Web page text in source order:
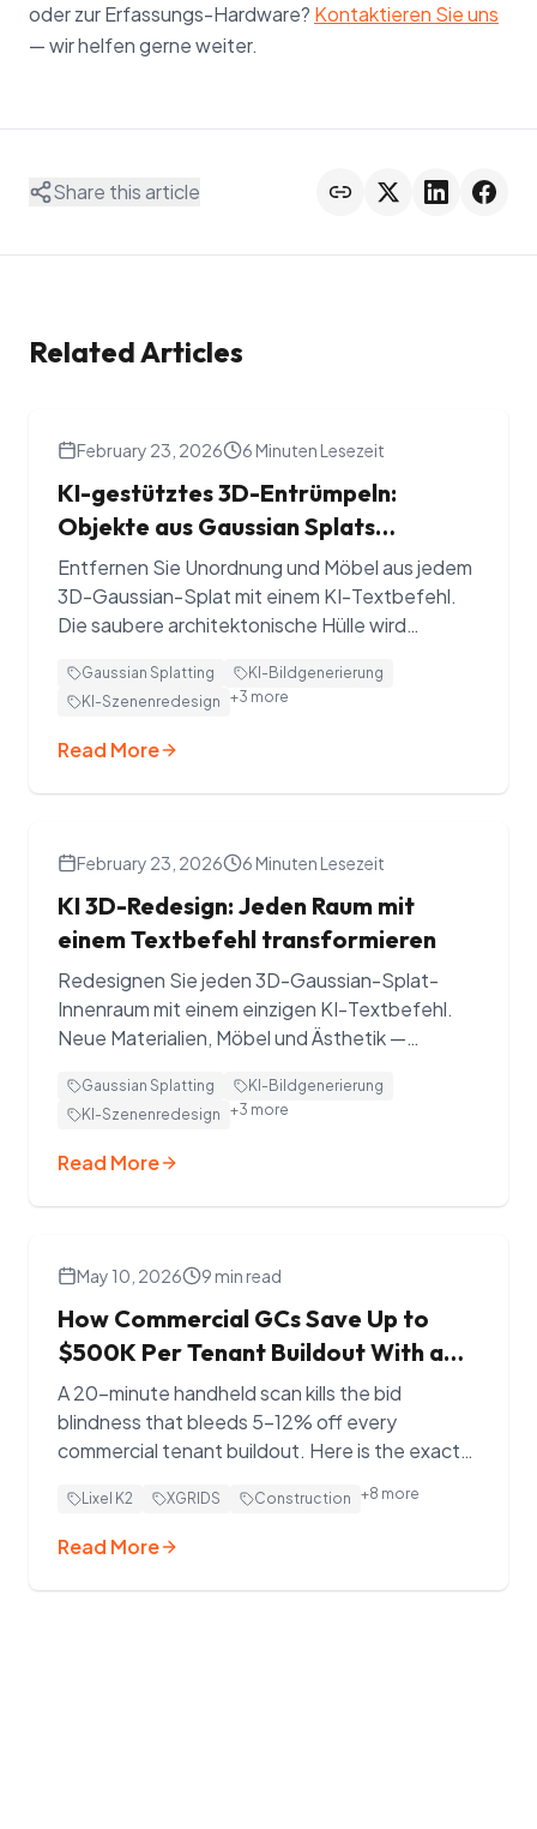
oder zur Erfassungs-Hardware? Kontaktieren Sie uns
— wir helfen gerne weiter.
Share this article
Related Articles
February 23, 2026 6 Minuten Lesezeit
KI-gestütztes 3D-Entrümpeln:
Objekte aus Gaussian Splats
entfernen
Entfernen Sie Unordnung und Möbel aus jedem
3D-Gaussian-Splat mit einem KI-Textbefehl.
Die saubere architektonische Hülle wird
Gaussian Splatting
KI-Bildgenerierung
KI-Szenenredesign +3 more
Read More
February 23, 2026 6 Minuten Lesezeit
KI 3D-Redesign: Jeden Raum mit
einem Textbefehl transformieren
Redesignen Sie jeden 3D-Gaussian-Splat-
Innenraum mit einem einzigen KI-Textbefehl.
Neue Materialien, Möbel und Ästhetik —
Kostenlos testen.
Gaussian Splatting
KI-Bildgenerierung
KI-Szenenredesign +3 more
Read More
May 10, 2026 9 min read
How Commercial GCs Save Up to
$500K Per Tenant Buildout With a
20-Minute Lixel K2 Scan
A 20-minute handheld scan kills the bid
blindness that bleeds 5–12% off every
commercial tenant buildout. Here is the exact
capture with the XGRIDS Lixel K2, share with
every subcontractor on Splat Labs, end the
Lixel K2 XGRIDS Construction +8 more
Read More